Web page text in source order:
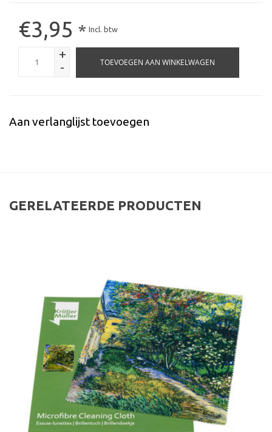
€3,95 * Incl. btw
+
-
TOEVOEGEN AAN WINKELWAGEN
Aan verlanglijst toevoegen
GERELATEERDE PRODUCTEN